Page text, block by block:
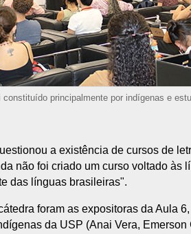
principalmente por indígenas e
a existência de cursos de
não foi criado um curso voltado às
das línguas brasileiras".
foram as expositoras da Aula
da USP (Anai Vera,